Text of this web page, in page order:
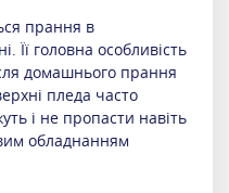
прання в
Її головна особливість
домашнього прання
пледа часто
і не пропасти навіть
обладнанням